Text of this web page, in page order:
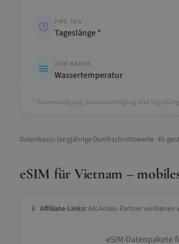
PRO TAG
Tageslänge *
ZUM BADEN
Wassertemperatur
* Sonnenaufgang, Sonnenuntergang und
Datenbasis: langjährige Durchschnittswerte · KI-
eSIM für Vietnam –
📱 Affiliate-Links:Als Airalo-Partner verdienen
eSIM-Datenpakete